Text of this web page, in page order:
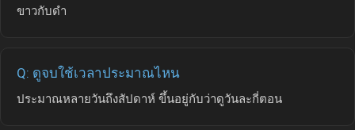
ขาวกับดำ
Q: ดูจบใช้เวลาประมาณไหน
ประมาณหลายวันถึงสัปดาห์ ขึ้นอยู่กับว่าดูวันละกี่ตอน